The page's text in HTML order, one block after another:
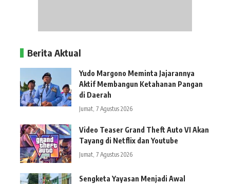
Berita Aktual
Yudo Margono Meminta Jajarannya
Aktif Membangun Ketahanan Pangan
di Daerah
Jumat, 7 Agustus 2026
Video Teaser Grand Theft Auto VI Akan
Tayang di Netflix dan Youtube
Jumat, 7 Agustus 2026
Sengketa Yayasan Menjadi Awal